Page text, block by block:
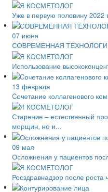
Уже в первую половину 2022
07 июня
СОВРЕМЕННАЯ
Использование
13 февраля
Cочетание коллагенового
Старение – естественный
морщин, но и...
09 мая
Осложнения у пациентов
Росздравнадзор после